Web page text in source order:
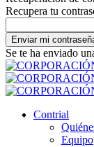
Recupera tu
Se te ha enviado
Contrial
Equipo